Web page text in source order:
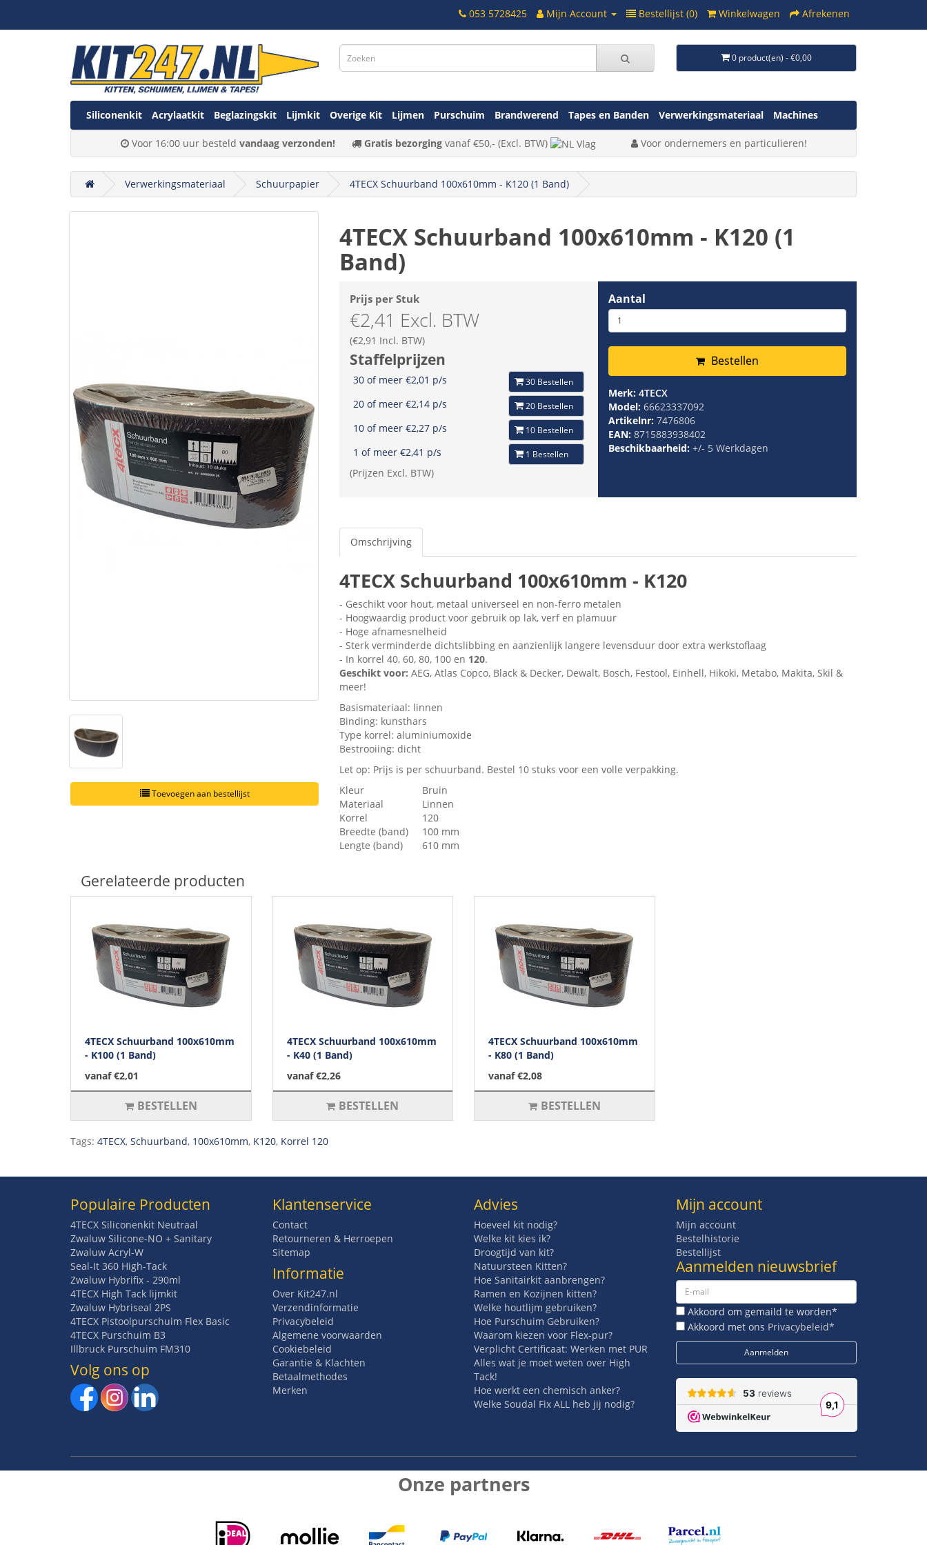
053 5728425 Mijn Account Bestellijst (0) Winkelwagen Afrekenen
0 product(en) - €0,00
Siliconenkit Acrylaatkit Beglazingskit Lijmkit Overige Kit Lijmen Purschuim Brandwerend Tapes en Banden Verwerkingsmateriaal Machines
Voor 16:00 uur besteld vandaag verzonden! Gratis bezorgingvanaf€50,- (Excl. BTW) Voor ondernemers en particulieren!
Verwerkingsmateriaal Schuurpapier 4TECX Schuurband 100x610mm - K120 (1 Band)
Toevoegen aan bestellijst
4TECX Schuurband 100x610mm - K120 (1
Band)
Prijs per Stuk
€2,41 Excl. BTW
(€2,91 Incl. BTW)
Staffelprijzen
30 of meer €2,01 p/s 30 Bestellen
20 of meer €2,14 p/s 20 Bestellen
10 of meer €2,27 p/s 10 Bestellen
1 of meer €2,41 p/s 1 Bestellen
(Prijzen Excl. BTW)
Aantal
Bestellen
Merk: 4TECX
Model: 66623337092
Artikelnr: 7476806
EAN: 8715883938402
Beschikbaarheid: +/- 5 Werkdagen
Omschrijving
4TECX Schuurband 100x610mm - K120
- Geschikt voor hout, metaal universeel en non-ferro metalen
- Hoogwaardig product voor gebruik op lak, verf en plamuur
- Hoge afnamesnelheid
- Sterk verminderde dichtslibbing en aanzienlijk langere levensduur door extra werkstoflaag
- In korrel 40, 60, 80, 100 en 120.
Geschikt voor: AEG, Atlas Copco, Black & Decker, Dewalt, Bosch, Festool, Einhell, Hikoki, Metabo, Makita, Skil &
meer!
Basismateriaal: linnen
Binding: kunsthars
Type korrel: aluminiumoxide
Bestrooiing: dicht
Let op: Prijs is per schuurband. Bestel 10 stuks voor een volle verpakking.
Kleur
Bruin
Materiaal
Linnen
Korrel
120
Breedte (band)
100 mm
Lengte (band)
610 mm
Gerelateerde producten
4TECX Schuurband 100x610mm
- K100 (1 Band)
vanaf €2,01
BESTELLEN
4TECX Schuurband 100x610mm
- K40 (1 Band)
vanaf €2,26
BESTELLEN
4TECX Schuurband 100x610mm
- K80 (1 Band)
vanaf €2,08
BESTELLEN
Tags: 4TECX, Schuurband, 100x610mm, K120, Korrel 120
Populaire Producten
4TECX Siliconenkit Neutraal
Zwaluw Silicone-NO + Sanitary
Zwaluw Acryl-W
Seal-It 360 High-Tack
Zwaluw Hybrifix - 290ml
4TECX High Tack lijmkit
Zwaluw Hybriseal 2PS
4TECX Pistoolpurschuim Flex Basic
4TECX Purschuim B3
Illbruck Purschuim FM310
Volg ons op
Klantenservice
Contact
Retourneren & Herroepen
Sitemap
Informatie
Over Kit247.nl
Verzendinformatie
Privacybeleid
Algemene voorwaarden
Cookiebeleid
Garantie & Klachten
Betaalmethodes
Merken
Advies
Hoeveel kit nodig?
Welke kit kies ik?
Droogtijd van kit?
Natuursteen Kitten?
Hoe Sanitairkit aanbrengen?
Ramen en Kozijnen kitten?
Welke houtlijm gebruiken?
Hoe Purschuim Gebruiken?
Waarom kiezen voor Flex-pur?
Verplicht Certificaat: Werken met PUR
Alles wat je moet weten over High
Tack!
Hoe werkt een chemisch anker?
Welke Soudal Fix ALL heb jij nodig?
Mijn account
Mijn account
Bestelhistorie
Bestellijst
Aanmelden nieuwsbrief
Akkoord om gemaild te worden*
Akkoord met ons Privacybeleid*
Onze partners